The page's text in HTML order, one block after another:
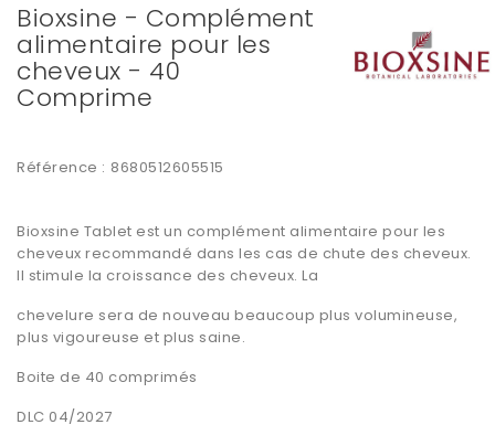
Bioxsine - Complément
alimentaire pour les
cheveux - 40
Comprime
Référence : 8680512605515
Bioxsine Tablet est un complément alimentaire pour les
cheveux recommandé dans les cas de chute des cheveux.
Il stimule la croissance des cheveux. La
chevelure sera de nouveau beaucoup plus volumineuse,
plus vigoureuse et plus saine.
Boite de 40 comprimés
DLC 04/2027